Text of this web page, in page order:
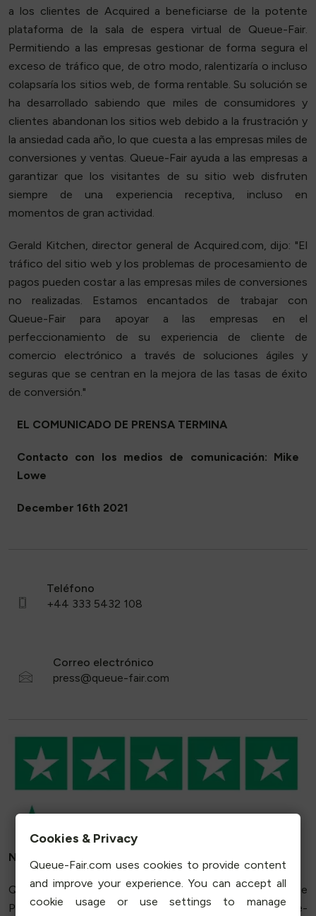
a los clientes de Acquired a beneficiarse de la potente
plataforma de la sala de espera virtual de Queue-Fair.
Permitiendo a las empresas gestionar de forma segura el
exceso de tráfico que, de otro modo, ralentizaría o incluso
colapsaría los sitios web, de forma rentable. Su solución se
ha desarrollado sabiendo que miles de consumidores y
clientes abandonan los sitios web debido a la frustración y
la ansiedad cada año, lo que cuesta a las empresas miles de
conversiones y ventas. Queue-Fair ayuda a las empresas a
garantizar que los visitantes de su sitio web disfruten
siempre de una experiencia receptiva, incluso en
momentos de gran actividad.
Gerald Kitchen, director general de Acquired.com, dijo: "El
tráfico del sitio web y los problemas de procesamiento de
pagos pueden costar a las empresas miles de conversiones
no realizadas. Estamos encantados de trabajar con
Queue-Fair para apoyar a las empresas en el
perfeccionamiento de su experiencia de cliente de
comercio electrónico a través de soluciones ágiles y
seguras que se centran en la mejora de las tasas de éxito
de conversión."
EL COMUNICADO DE PRENSA TERMINA
Contacto con los medios de comunicación: Mike
Lowe
December 16th 2021
Teléfono
Correo electrónico
Notas de fondo
Queue-Fair está disponible a través de The Fair Queue
People Ltd, que forma parte del grupo Orderly, en Queue-
Cookies & Privacy
Queue-Fair.com uses cookies to provide content
and improve your experience. You can accept all
cookie usage or use settings to manage